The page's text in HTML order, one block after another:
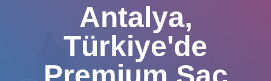
Antalya,
Türkiye'de